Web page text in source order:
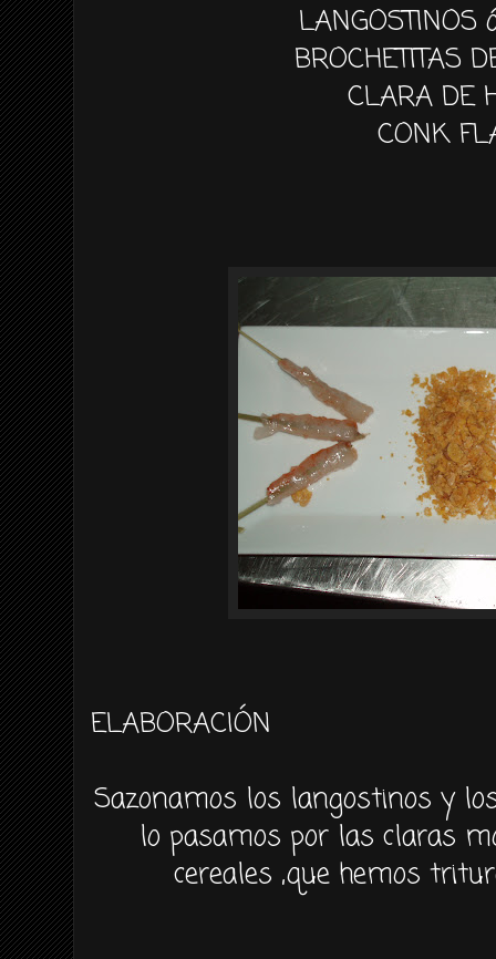
LANGOSTINOS
BROCHETITAS
CLARA DE
CONK
ELABORACIÓN
Sazonamos los langostinos y
lo pasamos por las claras
cereales ,que hemos